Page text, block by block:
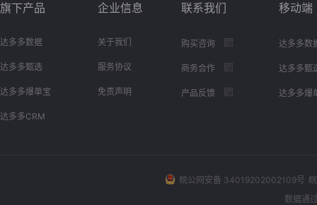
旗下产品
达多多数据
达多多甄选
达多多爆单宝
达多多CRM
企业信息
关于我们
服务协议
免责声明
联系我们
购买咨询
商务合作
产品反馈
移动端
达多多数
达多多甄
达多多爆
皖公网安备 34019202002109号
数据通